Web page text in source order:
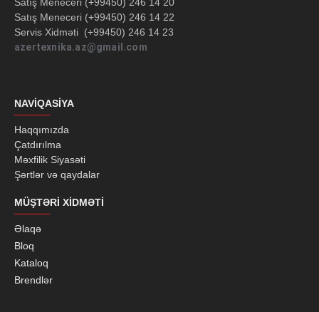
Satış Meneceri (+99450) 246 14 22
Servis Xidməti (+99450) 246 14 23
azertexnika.az@gmail.com
NAVIQASIYA
Haqqımızda
Çatdırılma
Məxfilik Siyasəti
Şərtlər və qaydalar
MÜŞTƏRI XIDMƏTI
Əlaqə
Bloq
Kataloq
Brendlər